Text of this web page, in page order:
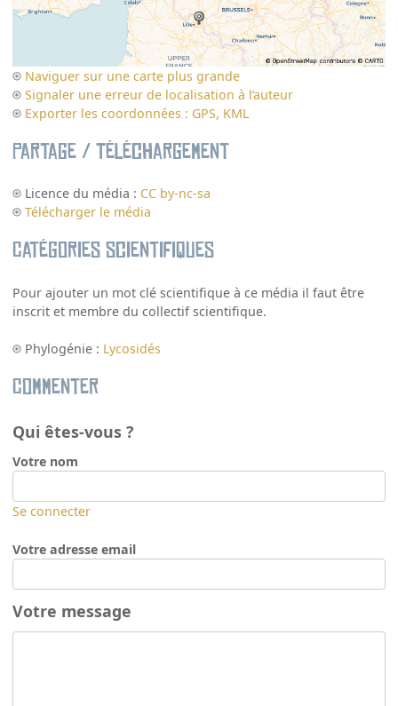
Naviguer sur une carte plus grande
Signaler une erreur de localisation à l’auteur
Exporter les coordonnées : GPS, KML
Partage / Téléchargement
Licence du média : CC by-nc-sa
Télécharger le média
Catégories scientifiques
Pour ajouter un mot clé scientifique à ce média il faut être
inscrit et membre du collectif scientifique.
Phylogénie : Lycosidés
Commenter
Qui êtes-vous ?
Votre nom
Se connecter
Votre adresse email
Votre message